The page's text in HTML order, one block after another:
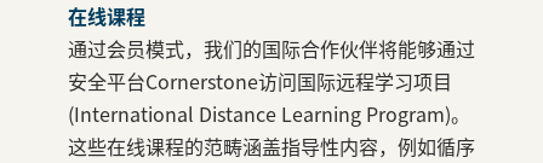
在线课程
通过会员模式，我们的国际合作伙伴将能够通过
安全平台Cornerstone访问国际远程学习项目
(International Distance Learning Program)。
这些在线课程的范畴涵盖指导性内容，例如循序